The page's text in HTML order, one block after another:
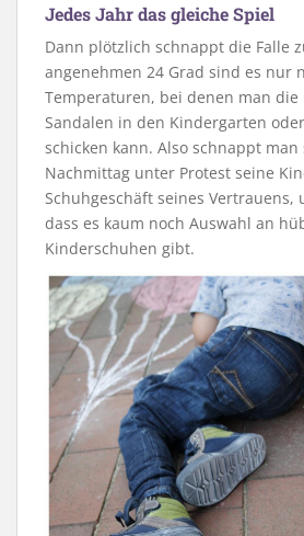
Jedes Jahr das gleiche Spiel
Dann plötzlich schnappt die Falle
angenehmen 24 Grad sind es nur
Temperaturen, bei denen man
Sandalen in den Kindergarten
schicken kann. Also schnappt man
Nachmittag unter Protest seine
Schuhgeschäft seines Vertrauens,
dass es kaum noch Auswahl an
Kinderschuhen gibt.